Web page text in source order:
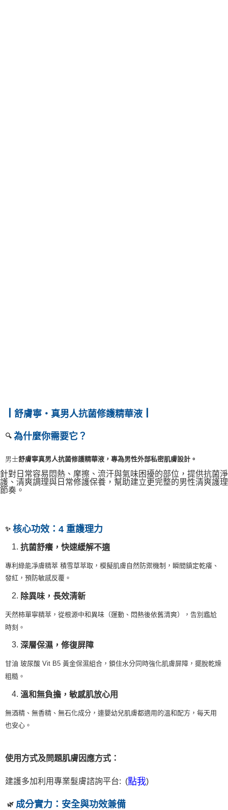
舒膚寧・真男人抗菌修護精華液
🔍 為什麼你需要它？
男士舒膚寧真男人抗菌修護精華液，專為男性外部私密肌膚設計。
針對日常容易悶熱、摩擦、流汗與氣味困擾的部位，提供抗菌淨
護、清爽調理與日常修護保養，幫助建立更完整的男性清爽護理
節奏。
✨ 核心功效： 4 重護理力
抗菌舒癢，快速緩解不適
專利綠能凈膚精萃 積雪草萃取，模擬肌膚自然防禦機制，瞬間鎮定乾癢、
發紅，預防敏感反覆。
除異味，長效清新
天然柿單寧精萃，從根源中和異味（運動、悶熱後依舊清爽），告別尷尬
時刻。
深層保濕，修復屏障
甘油 玻尿酸 Vit B5 黃金保濕組合，鎖住水分同時強化肌膚屏障，擺脫乾燥
粗糙。
溫和無負擔，敏感肌放心用
無酒精、無香精、無石化成分，連嬰幼兒肌膚都適用的溫和配方，每天用
也安心。
使用方式及問題肌膚因應方式：
建護多加利用專業髮膚諮詢平台: (點我)
🌿 成分實力：安全與功效兼備